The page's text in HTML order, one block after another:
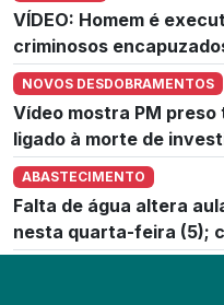
VÍDEO: Homem é
criminosos
NOVOS DESDOBRAMENTOS
Vídeo mostra PM
ligado à morte de
ABASTECIMENTO
Falta de água altera
nesta quarta-feira (5);